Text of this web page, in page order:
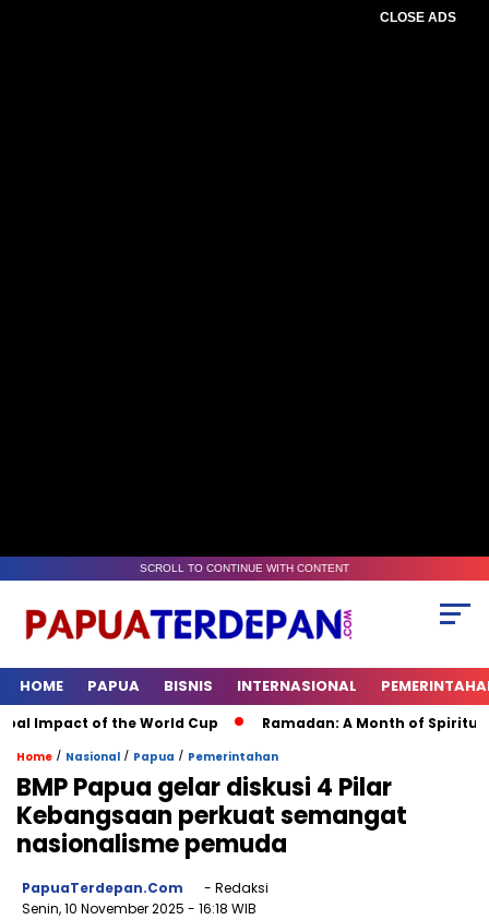
CLOSE ADS
SCROLL TO CONTINUE WITH CONTENT
HOME PAPUA BISNIS INTERNASIONAL
of the World Cup Ramadan: A Month of Spiritual
Home / Nasional / Papua / Pemerintahan
BMP Papua gelar diskusi 4 Pilar
Kebangsaan perkuat semangat
nasionalisme pemuda
PapuaTerdepan.com
- Redaksi
Senin, 10 November 2025 - 16:18 WIB